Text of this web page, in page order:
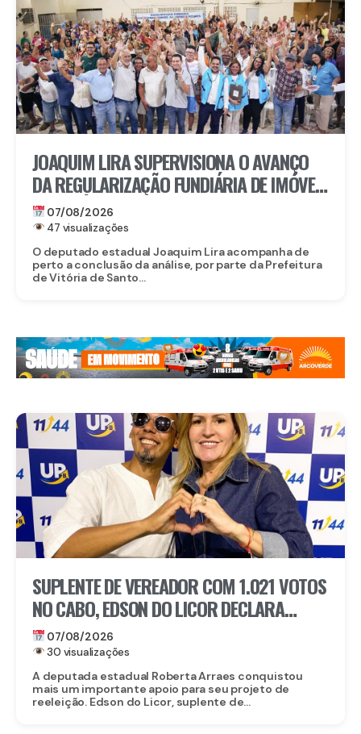
JOAQUIM LIRA SUPERVISIONA O AVANÇO
DA REGULARIZAÇÃO FUNDIÁRIA DE IMÓVEIS
EM VITÓRIA DE SANTO ANTÃO
07/08/2026
47 visualizações
O deputado estadual Joaquim Lira acompanha de
perto a conclusão da análise, por parte da Prefeitura
de Vitória de Santo...
SUPLENTE DE VEREADOR COM 1.021 VOTOS
NO CABO, EDSON DO LICOR DECLARA
APOIO A ROBERTA ARRAES
07/08/2026
30 visualizações
A deputada estadual Roberta Arraes conquistou
mais um importante apoio para seu projeto de
reeleição. Edson do Licor, suplente de...